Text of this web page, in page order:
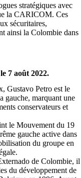
stratégiques avec
la CARICOM. Ces
sécuritaires,
ainsi la Colombie dans
7 août 2022.
Gustavo Petro est le
gauche, marquant une
conservateurs et
le Mouvement du 19
gauche active dans
du groupe en
de Colombie, il
du développement de